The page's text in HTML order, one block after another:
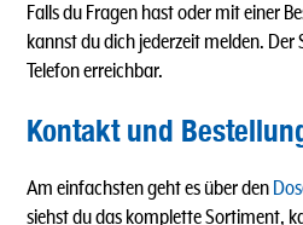
Falls du Fragen hast oder mit einer
kannst du dich jederzeit melden.
Telefon erreichbar.
Kontakt und
Am einfachsten geht es über den
siehst du das komplette Sortiment,